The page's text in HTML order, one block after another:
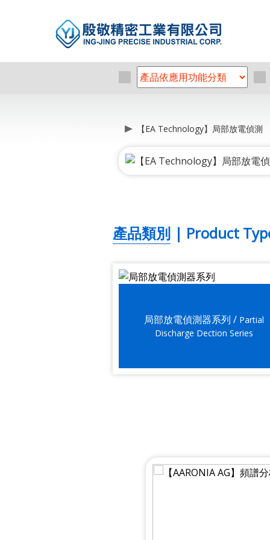
【EA Technology】局部放電偵測
產品類別 | Product
局部放電偵測器系列 / Partial
Discharge Dection Series